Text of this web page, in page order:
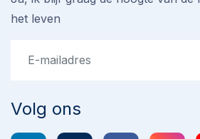
het leven
Volg ons